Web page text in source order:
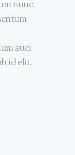
nunc.
auci
id elit.